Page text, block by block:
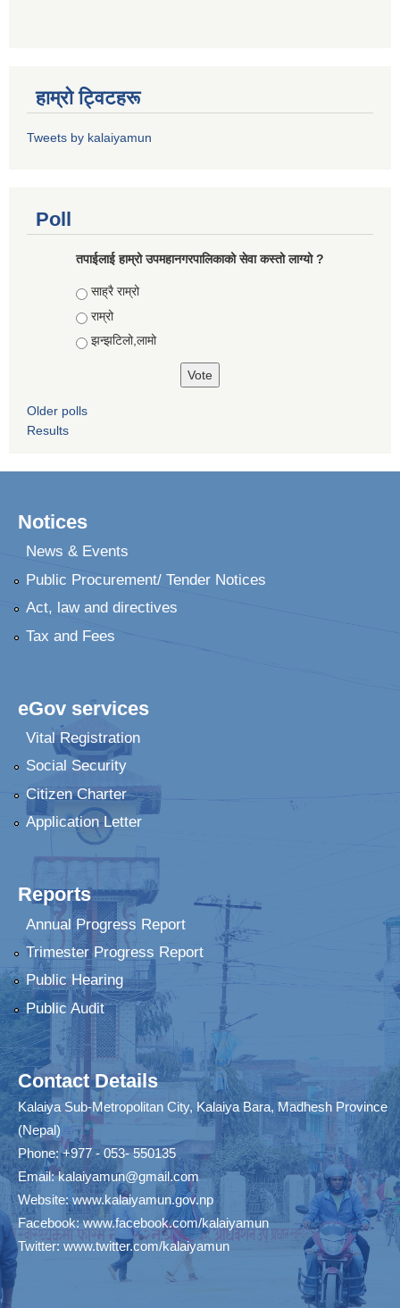
हाम्रो ट्विटहरू
Tweets by kalaiyamun
Poll
तपाईलाई हाम्रो उपमहानगरपालिकाको सेवा कस्तो लाग्यो ?
Choices
साह्रै राम्रो
राम्रो
झन्झटिलो,लामो
Older polls
Results
Notices
News & Events
Public Procurement/ Tender Notices
Act, law and directives
Tax and Fees
eGov services
Vital Registration
Social Security
Citizen Charter
Application Letter
Reports
Annual Progress Report
Trimester Progress Report
Public Hearing
Public Audit
Contact Details
Kalaiya Sub-Metropolitan City, Kalaiya Bara, Madhesh Province
(Nepal)
Phone: +977 - 053- 550135
Email:kalaiyamun@gmail.com
Website:www.kalaiyamun.gov.np
Facebook:www.facebook.com/kalaiyamun
Twitter: www.twitter.com/kalaiyamun